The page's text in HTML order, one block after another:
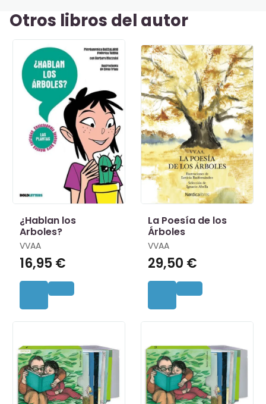
Otros libros del autor
¿Hablan los
Arboles?
VVAA
16,95 €
La Poesía de los
Árboles
VVAA
29,50 €